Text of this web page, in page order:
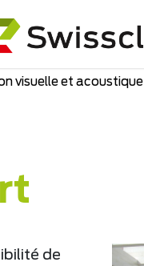
visuelle et acoustique
de